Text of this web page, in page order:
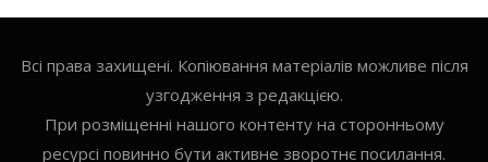
Всі права захищені. Копіювання матеріалів можливе після
узгодження з редакцією.
При розміщенні нашого контенту на сторонньому
ресурсі повинно бути активне зворотнє посилання.